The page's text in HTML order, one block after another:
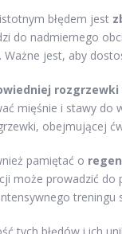
błędem jest
do nadmiernego
Ważne jest, aby
rozgrzewki
mięśnie i stawy do
obejmującej
pamiętać o
może prowadzić do
treningu